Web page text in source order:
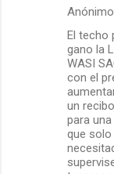
El techo
gano la
WASI
con el
un
para
que